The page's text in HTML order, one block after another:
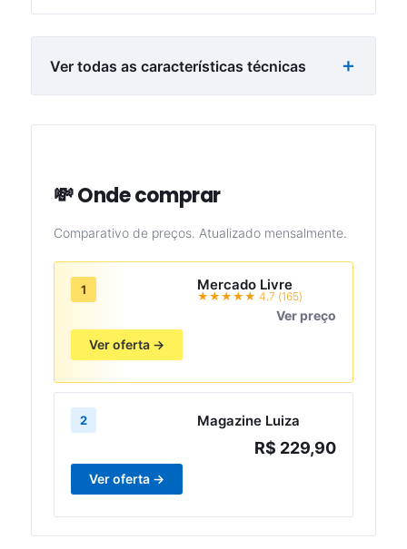
Ver todas as características técnicas
💸 Onde comprar
Comparativo de preços. Atualizado mensalmente.
1 Mercado Livre
★★★★★ 4.7 (165)
Ver preço
Ver oferta →
2 Magazine Luiza
R$ 229,90
Ver oferta →